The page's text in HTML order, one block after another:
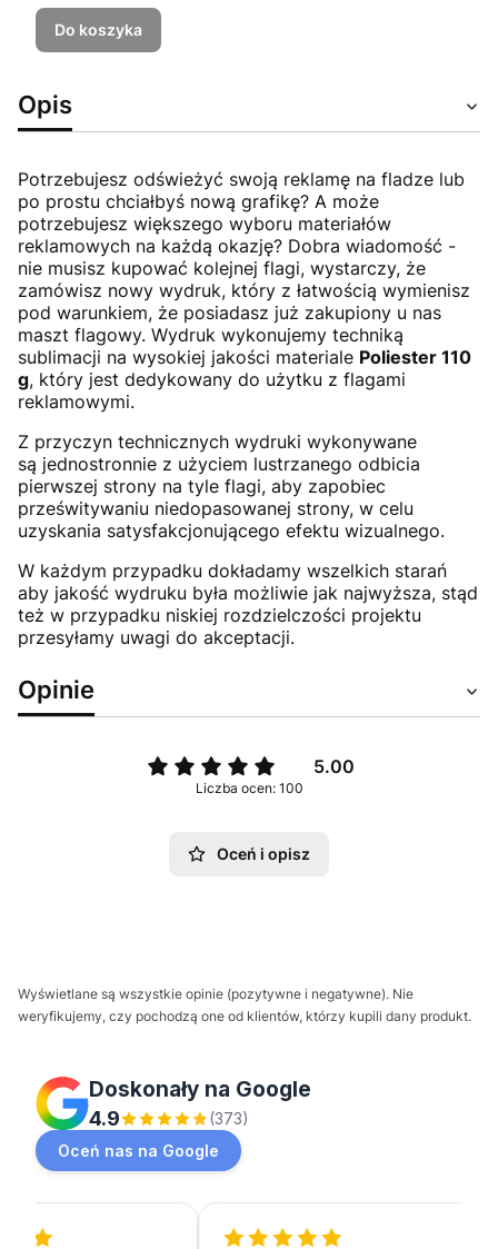
Do koszyka
Opis
Potrzebujesz odświeżyć swoją reklamę na fladze lub
po prostu chciałbyś nową grafikę? A może
potrzebujesz większego wyboru materiałów
reklamowych na każdą okazję? Dobra wiadomość -
nie musisz kupować kolejnej flagi, wystarczy, że
zamówisz nowy wydruk, który z łatwością wymienisz
pod warunkiem, że posiadasz już zakupiony u nas
maszt flagowy. Wydruk wykonujemy techniką
sublimacji na wysokiej jakości materiale Poliester 110
g, który jest dedykowany do użytku z flagami
reklamowymi.
Z przyczyn technicznych wydruki wykonywane
są jednostronnie z użyciem lustrzanego odbicia
pierwszej strony na tyle flagi, aby zapobiec
prześwitywaniu niedopasowanej strony, w celu
uzyskania satysfakcjonującego efektu wizualnego.
W każdym przypadku dokładamy wszelkich starań
aby jakość wydruku była możliwie jak najwyższa, stąd
też w przypadku niskiej rozdzielczości projektu
przesyłamy uwagi do akceptacji.
Opinie
5.00
Liczba ocen: 100
Oceń i opisz
Wyświetlane są wszystkie opinie (pozytywne i negatywne). Nie
weryfikujemy, czy pochodzą one od klientów, którzy kupili dany produkt.